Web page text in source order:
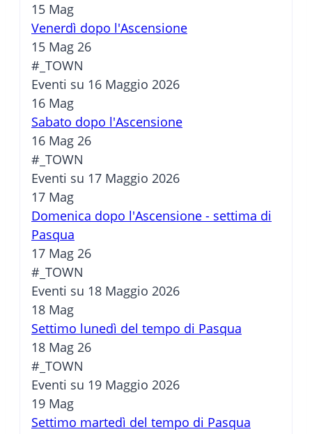
15 Mag
Venerdì dopo l'Ascensione
15 Mag 26
#_TOWN
Eventi su 16 Maggio 2026
16 Mag
Sabato dopo l'Ascensione
16 Mag 26
#_TOWN
Eventi su 17 Maggio 2026
17 Mag
Domenica dopo l'Ascensione - settima di
Pasqua
17 Mag 26
#_TOWN
Eventi su 18 Maggio 2026
18 Mag
Settimo lunedì del tempo di Pasqua
18 Mag 26
#_TOWN
Eventi su 19 Maggio 2026
19 Mag
Settimo martedì del tempo di Pasqua